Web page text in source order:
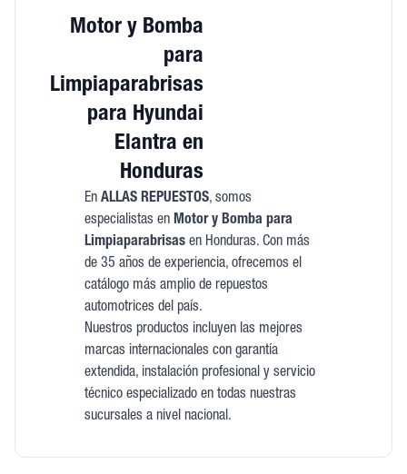
Motor y Bomba
para
Limpiaparabrisas
para Hyundai
Elantra en
Honduras
En ALLAS REPUESTOS, somos
especialistas en Motor y Bomba para
Limpiaparabrisasen Honduras. Con más
de 35 años de experiencia, ofrecemos el
catálogo más amplio de repuestos
automotrices del país.
Nuestros productos incluyen las mejores
marcas internacionales con garantía
extendida, instalación profesional y servicio
técnico especializado en todas nuestras
sucursales a nivel nacional.